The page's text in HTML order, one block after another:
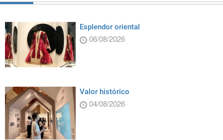
Esplendor oriental
06/08/2026
Valor histórico
04/08/2026